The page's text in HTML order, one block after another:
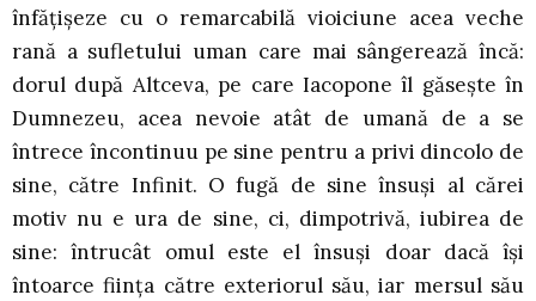
înfăţişeze cu o remarcabilă vioiciune acea veche
rană a sufletului uman care mai sângerează încă:
dorul după Altceva, pe care Iacopone îl găseşte în
Dumnezeu, acea nevoie atât de umană de a se
întrece încontinuu pe sine pentru a privi dincolo de
sine, către Infinit. O fugă de sine însuşi al cărei
motiv nu e ura de sine, ci, dimpotrivă, iubirea de
sine: întrucât omul este el însuşi doar dacă îşi
întoarce fiinţa către exteriorul său, iar mersul său